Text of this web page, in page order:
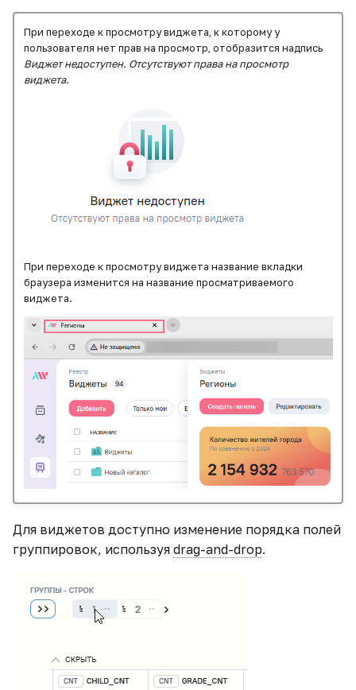
Работа с web-сервисами
Расчетные агрегаты и
встроенные функции
анимированного графика
Соединение таблиц
факта и плана с разными
уровнями детализации
Воронки
Создание рассылок
Тепловая карта с
кастомной стилизацией
Транспонирование
таблицы
Фильтры, их виды и
особенности
выражения и их
практическое
Экспорт данных в Google
При переходе к просмотру виджета, к которому у
пользователя нет прав на просмотр, отобразится надпись
Виджет недоступен. Отсутствуют права на просмотр
виджета.
При переходе к просмотру виджета название вкладки
браузера изменится на название просматриваемого
виджета.
Для виджетов доступно изменение порядка полей
группировок, используя drag-and-drop.